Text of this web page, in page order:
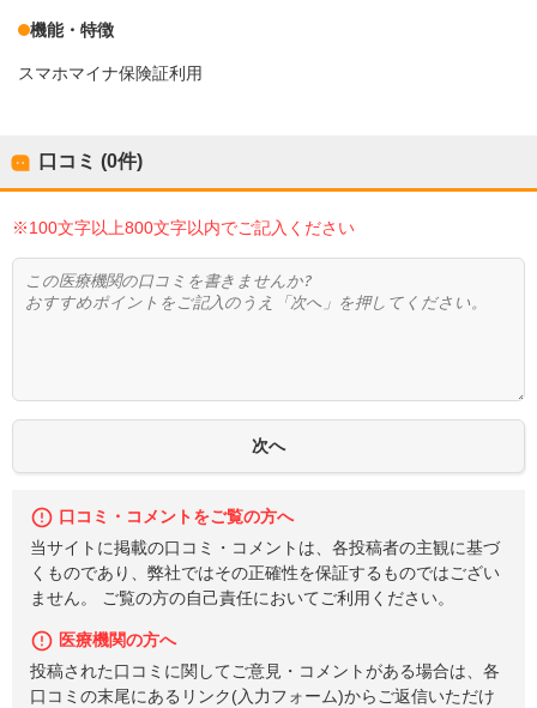
機能・特徴
スマホマイナ保険証利用
口コミ (0件)
※100文字以上800文字以内でご記入ください
口コミ・コメントをご覧の方へ
当サイトに掲載の口コミ・コメントは、各投稿者の主観に基づ
くものであり、弊社ではその正確性を保証するものではござい
ません。 ご覧の方の自己責任においてご利用ください。
医療機関の方へ
投稿された口コミに関してご意見・コメントがある場合は、各
口コミの末尾にあるリンク(入力フォーム)からご返信いただけ